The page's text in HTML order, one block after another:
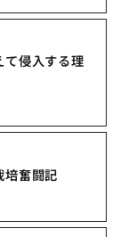
て侵入する理
培奮闘記